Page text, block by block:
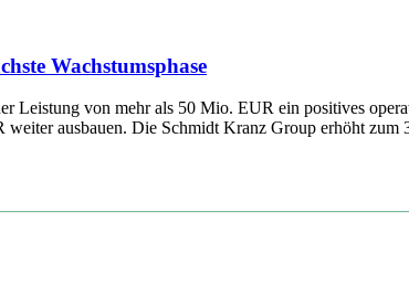
Wachstumsphase
Leistung von mehr als 50 Mio. EUR ein positives
ausbauen. Die Schmidt Kranz Group erhöht zum